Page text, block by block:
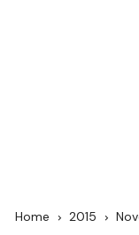
Home 2015